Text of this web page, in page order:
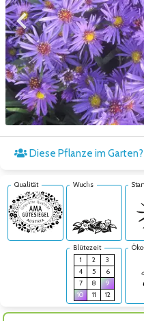
Zum vorigen Bild
Diese Pflanze im Garten?
Qualität Wuchs
Blütezeit
1
2
3
4
5
6
7
8
9
10
11 12